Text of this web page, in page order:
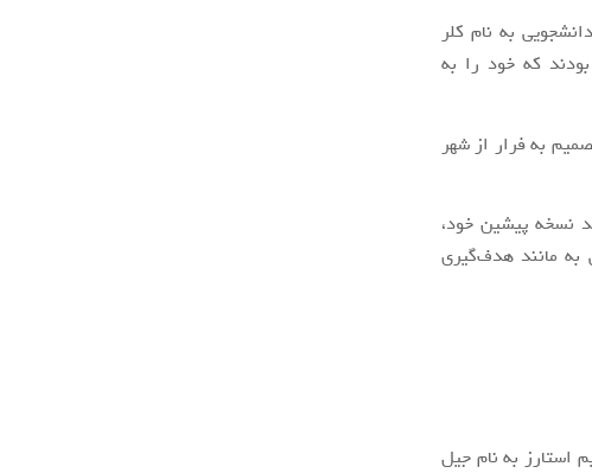
به نام کلر
که خود را به
به فرار از شهر
نسخه پیشین خود،
به مانند هدف‌گیری
اعضای تیم استارز به نام جیل